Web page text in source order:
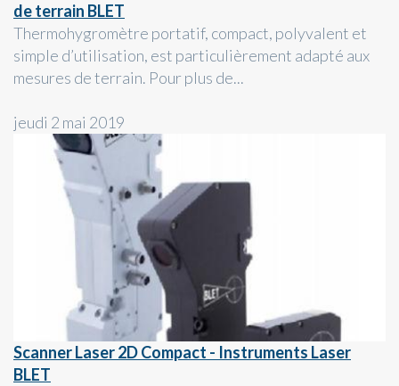
de terrain BLET
Thermohygromètre portatif, compact, polyvalent et
simple d’utilisation, est particulièrement adapté aux
mesures de terrain. Pour plus de...
jeudi 2 mai 2019
Scanner Laser 2D Compact - Instruments Laser
BLET